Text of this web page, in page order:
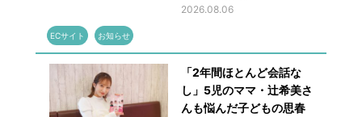
2026.08.06
ECサイト お知らせ
「2年間ほとんど会話な
し」5児のママ・辻希美さ
んも悩んだ子どもの思春